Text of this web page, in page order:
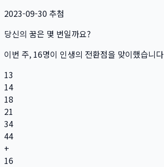
2023-09-30 추첨
당신의 꿈은 몇 번일까요?
이번 주, 16명이 인생의 전환점을 맞이했습니다
13
14
18
21
34
44
+
16